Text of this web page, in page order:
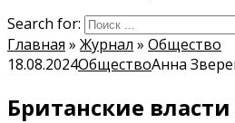
Search for:
Главная » Журнал » Общество
18.08.2024ОбществоАнна
Британские